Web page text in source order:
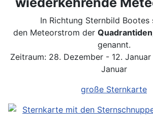
In Richtung Sternbild Bootes
den Meteorstrom der
genannt.
Zeitraum: 28. Dezember - 12.
Januar
große Sternkarte